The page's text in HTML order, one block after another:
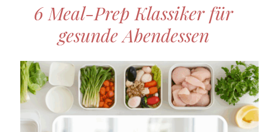
6 Meal-Prep Klassiker für
gesunde Abendessen